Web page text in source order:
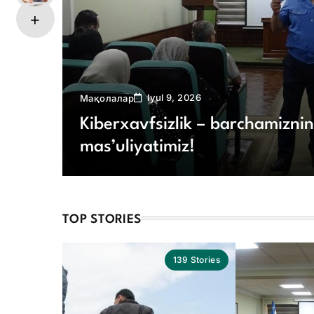
Мақолалар Iyul 9, 2026
Kiberxavfsizlik –
mas’uliyatimiz!
TOP STORIES
139 Stories